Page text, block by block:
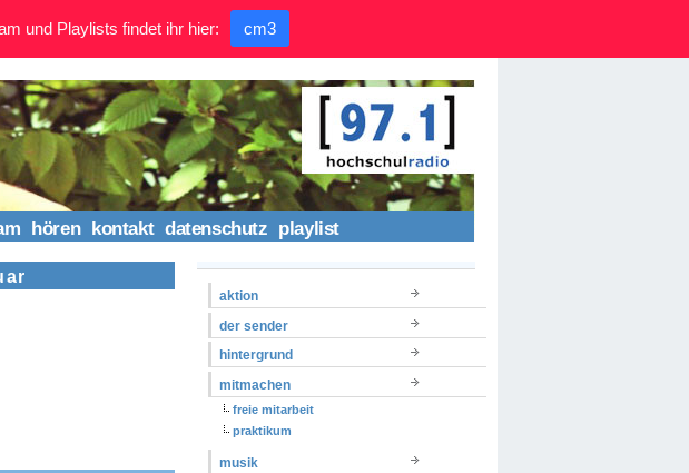
hören kontakt datenschutz playlist
aktion
der sender
hintergrund
mitmachen
freie mitarbeit
praktikum
musik
und Playlists findet ihr hier: cm3